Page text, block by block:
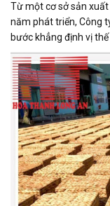
Từ một cơ sở sản
năm phát triển, Công
bước khẳng định vị
những doanh nghiệp
Việt Nam.